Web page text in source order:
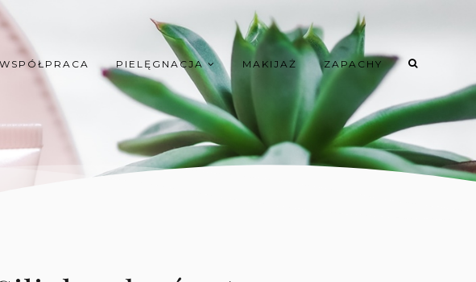
PIELĘGNACJA MAKIJAŻ ZAPACHY